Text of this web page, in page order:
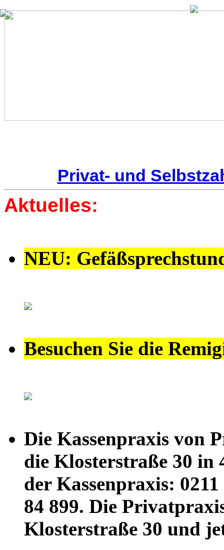
Privat- und
Aktuelles:
NEU:
Besuchen Sie die
Die Kassenpraxis von
die Klosterstraße 30 in
der Kassenpraxis:
84 899. Die
Klosterstraße 30 und